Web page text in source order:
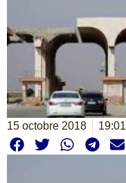
15 octobre 2018 19:01